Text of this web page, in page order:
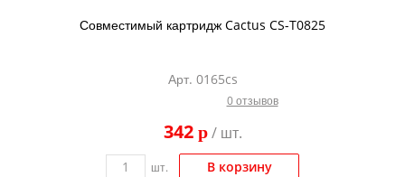
Совместимый картридж Cactus CS-T0825
Арт. 0165cs
0 отзывов
342 p/ шт.
шт. В корзину